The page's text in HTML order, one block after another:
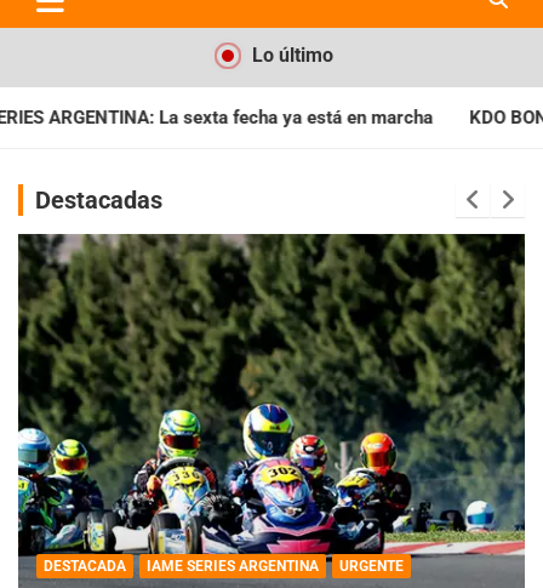
Lo último
ya está en marcha KDO BONAERENSE: Con la vara bien
Destacadas
DESTACADA IAME SERIES ARGENTINA URGENTE